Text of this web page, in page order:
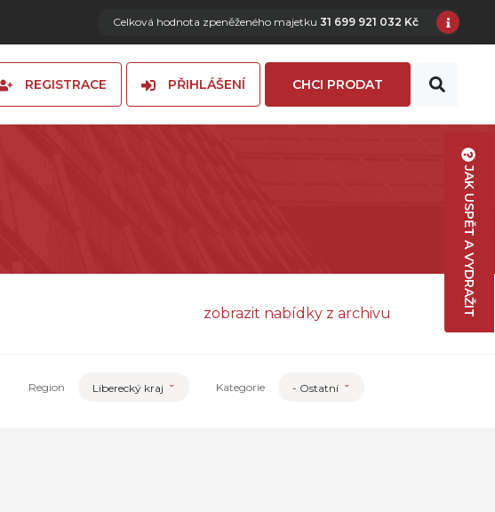
Celková hodnota zpeněženého majetku 31 699 921 032 Kč
REGISTRACE PŘIHLÁŠENÍ CHCI PRODAT
zobrazit nabídky z archivu
Region Liberecký kraj Kategorie - Ostatní
JAK USPĚT A VYDRAŽIT